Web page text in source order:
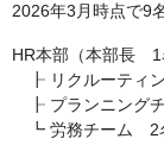
2026年3月時点で9
HR本部（本部長 1
┠ リクルーティ
┠ プランニング
┗ 労務チーム 2